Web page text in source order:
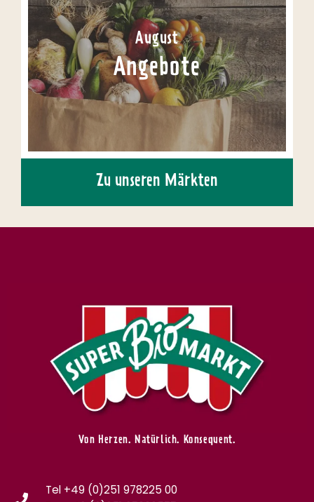
August
Angebote
Zu unseren Märkten
Von Herzen. Natürlich. Konsequent.
Tel +49 (0)251 978225 00